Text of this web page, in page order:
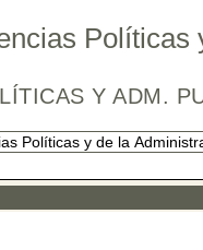
Y ADM.